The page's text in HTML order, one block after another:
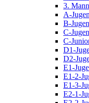
3.
A-
B-
C-
C-
D1-
D2-
E1-
E1-2-
E1-3-
E2-1-